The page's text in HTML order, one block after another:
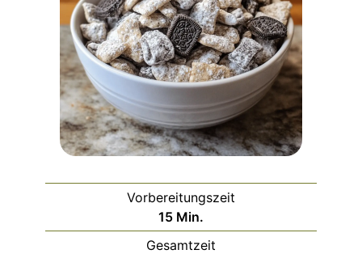
Vorbereitungszeit
15Minuten
Min.
Gesamtzeit